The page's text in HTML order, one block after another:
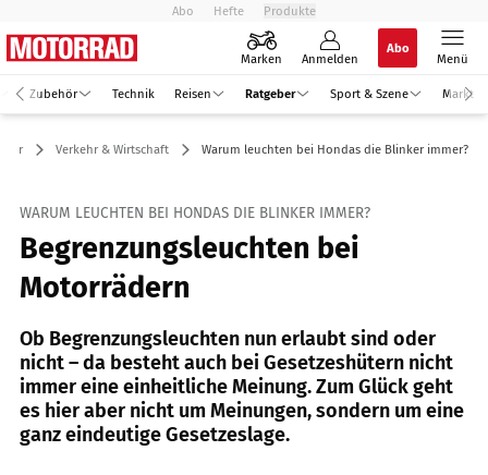
Abo Hefte Produkte
Marken Anmelden
Abo
Menü
Zubehör Technik Reisen Ratgeber Sport & Szene Markt
Verkehr & Wirtschaft Warum leuchten bei Hondas die Blinker immer?
WARUM LEUCHTEN BEI HONDAS DIE BLINKER IMMER?
Begrenzungsleuchten bei
Motorrädern
Ob Begrenzungsleuchten nun erlaubt sind oder
nicht – da besteht auch bei Gesetzeshütern nicht
immer eine einheitliche Meinung. Zum Glück geht
es hier aber nicht um Meinungen, sondern um eine
ganz eindeutige Gesetzeslage.